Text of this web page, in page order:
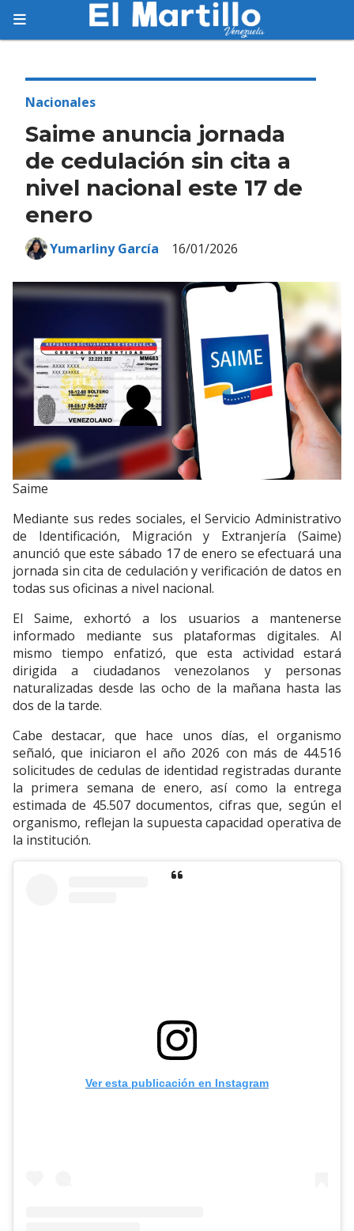
Saime anuncia jornada
de cedulación sin cita a
nivel nacional este 17 de
enero
Nacionales
16/01/2026
Yumarliny García
Saime
Mediante sus redes sociales, el Servicio Administrativo
de Identificación, Migración y Extranjería (Saime)
anunció que este sábado 17 de enero se efectuará una
jornada sin cita de cedulación y verificación de datos en
todas sus oficinas a nivel nacional.
El Saime, exhortó a los usuarios a mantenerse
informado mediante sus plataformas digitales. Al
mismo tiempo enfatizó, que esta actividad estará
dirigida a ciudadanos venezolanos y personas
naturalizadas desde las ocho de la mañana hasta las
dos de la tarde.
Cabe destacar, que hace unos días, el organismo
señaló, que iniciaron el año 2026 con más de 44.516
solicitudes de cedulas de identidad registradas durante
la primera semana de enero, así como la entrega
estimada de 45.507 documentos, cifras que, según el
organismo, reflejan la supuesta capacidad operativa de
la institución.
Ver esta publicación en Instagram
Suscríbete
Suscríbete a nuestro servicio gratuito de
información diaria en tu email.
Suscribirme